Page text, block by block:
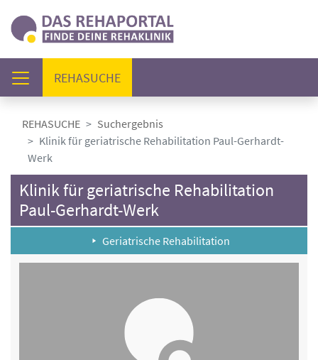
REHASUCHE(AKTUELL)
REHASUCHE
Suchergebnis
Klinik für geriatrische Rehabilitation Paul-Gerhardt-
Werk
Klinik für geriatrische Rehabilitation
Paul-Gerhardt-Werk
Geriatrische Rehabilitation